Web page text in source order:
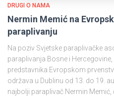
DRUGI O NAMA
Nermin Memić na
paraplivanju
Na poziv Svjetske paraplivačke
paraplivanja Bosne i
predstavnika Evropskom
održava u Dublinu od 13. do 19.
najbolji paraplivač Nermin